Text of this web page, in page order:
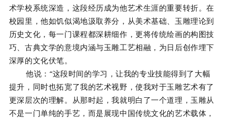
术学校系统深造，这段经历成为他艺术生涯的重要转折。在
校园里，他如饥似渴地汲取养分，从美术基础、玉雕理论到
历史文化，每一门课程都深耕细作，更将传统绘画的构图技
巧、古典文学的意境内涵与玉雕工艺相融，为日后创作埋下
深厚的文化伏笔。
他说：“这段时间的学习，让我的专业技能得到了大幅
提升，同时也拓宽了我的艺术视野，使我对于玉雕艺术有了
更深层次的理解。从那时起，我就明白了一个道理，玉雕从
不是一门单纯的手艺，而是展现中国传统文化的艺术载体，